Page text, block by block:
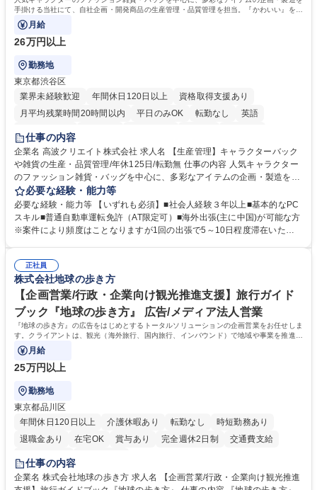
手掛ける当社にて、自社企画・開発商品の生産管理・品質管理を担当。『かわいい』を届
けるやりがいのあるポジションです。
月給
26万円以上
勤務地
東京都渋谷区
業界未経験歓迎
年間休日120日以上
資格取得支援あり
月平均残業時間20時間以内
平日のみOK 転勤なし
英語
住宅手当あり
完全週休2日制
交通費支給 駅近5分以内 中国語 土日祝休み
仕事の内容
企業名 高波クリエイト株式会社 求人名 【生産管理】キャラクターバック
や雑貨の生産・品質管理/年休125日/転勤無 仕事の内容 人気キャラクター
のファッション雑貨・バッグを中心に、多彩なアイテムの企画・製造を手
掛ける当社にて、自社企画・開発商品の生産管理・品質管理を担当。『か
わいい』を届けるやりがいのあるポジションです。 有名ブランドやキャラ
クターライセンスを活用した商品の企画・開発・販売を行っています。企
画段階から納品まで、商品の製造に関わる全てのプロセスにおいて、生産
元様とのやり取り、輸入関連の書類の管理、国内倉庫での品質チェック、
工場開拓などがございます。 募集職種 【生産管理】キャラクターバック
や雑貨の生産・品質管理/年休125日/転勤無
必要な経験・能力等
必要な経験・能力等 【いずれも必須】■社会人経験３年以上■基本的なPC
スキル■普通自動車運転免許（AT限定可）■海外出張(主に中国)が可能な方
※案件により頻度はことなりますが1回の出張で5～10日程度滞在いただ
め、『コツコツと実直に取り組める方』 ・工場やライセンス元を含む社内
外関係者と友好なコミュニケーションが取れる方 ※折衝は営業担当がメイ
ンで行います。 学歴・資格 学歴：大学院 大学 高専 短大 専修学校 高校 語
学力： 資格：
正社員
株式会社地球の歩き方
【企画営業/行政・企業向け観光推進支援】旅行ガイド
ブック『地球の歩き方』 広告/メディア法人営業
『地球の歩き方』の広告をはじめとするトータルソリューションの企画営業をお任せしま
す。クライアントは、観光（海外旅行、国内旅行、インバウンド）で地域や事業を推進し
たい国内外の行政や企業です。
月給
25万円以上
勤務地
東京都品川区
年間休日120日以上
介護休暇あり 転勤なし
時短勤務あり
退職金あり
在宅OK 賞与あり 完全週休2日制
交通費支給
駅近5分以内
仕事の内容
企業名 株式会社地球の歩き方 求人名 【企画営業/行政・企業向け観光推進